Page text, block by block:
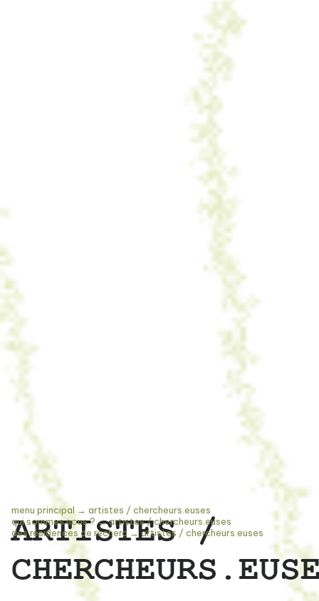
menu principal→ artistes / chercheurs.euses
qui sommes nous ?→artistes / chercheurs.euses
des résidences de recherc → artistes / chercheurs.euses
ARTISTES /